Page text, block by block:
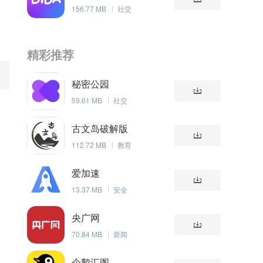
156.77 MB 社交
精彩推荐
秘密公园
59.61 MB 社交
古文岛破解版
112.72 MB 教育
爱加速
13.37 MB 安全
央广网
70.84 MB 新闻